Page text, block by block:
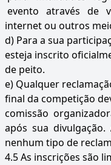
evento através de
internet ou outros
d) Para a sua
esteja inscrito
de peito.
e) Qualquer
final da competição
comissão
após sua divulgação.
nenhum tipo de
4.5 As inscrições são